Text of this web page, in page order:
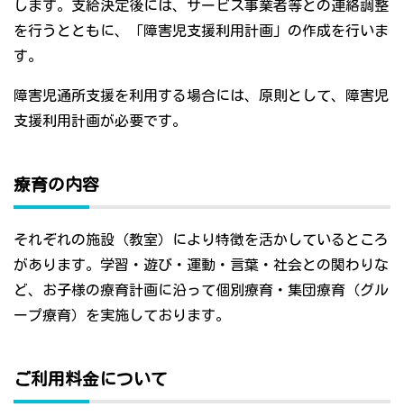
します。支給決定後には、サービス事業者等との連絡調整
を行うとともに、「障害児支援利用計画」の作成を行いま
す。
障害児通所支援を利用する場合には、原則として、障害児
支援利用計画が必要です。
療育の内容
それぞれの施設（教室）により特徴を活かしているところ
があります。学習・遊び・運動・言葉・社会との関わりな
ど、お子様の療育計画に沿って個別療育・集団療育（グル
ープ療育）を実施しております。
ご利用料金について